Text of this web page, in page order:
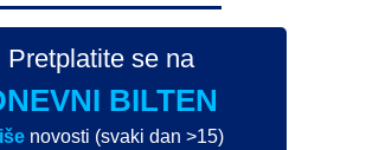
Pretplatite se na
BILTEN
novosti (svaki dan >15)